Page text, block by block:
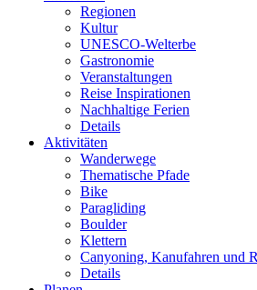
Regionen
Kultur
UNESCO-Welterbe
Gastronomie
Veranstaltungen
Reise Inspirationen
Nachhaltige Ferien
Details
Aktivitäten
Wanderwege
Thematische Pfade
Bike
Paragliding
Boulder
Klettern
Canyoning, Kanufahren und
Details